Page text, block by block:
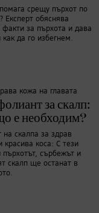
срещу пърхот по
Експерт обяснява
факти за пърхота и дава
как да го избегнем.
кожа на главата
за скалп:
е необходим?
на скалпа за здрав
красива коса: С тези
пърхотът, сърбежът и
скалп ще останат в